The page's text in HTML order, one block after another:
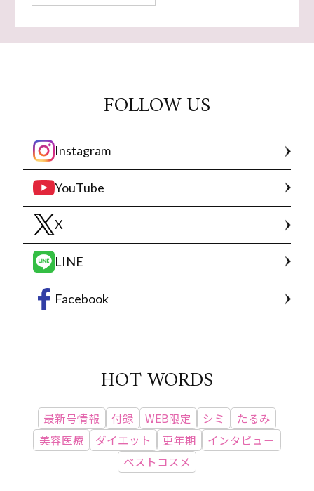
FOLLOW US
Instagram
YouTube
X
LINE
Facebook
HOT WORDS
最新号情報 付録 WEB限定 シミ
たるみ
美容医療
ダイエット 更年期
インタビュー
ベストコスメ